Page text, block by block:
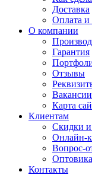
Доставка
Оплата и
О компании
Гарантия
Отзывы
Вакансии
Карта
Клиентам
Скидки
Онлайн-
Вопрос-
Контакты